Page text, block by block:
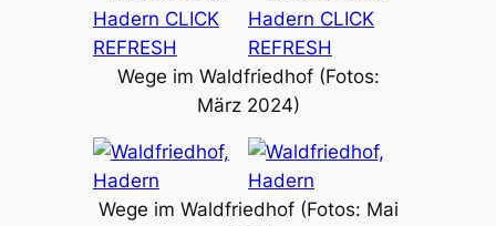
Wege im Waldfriedhof (Fotos:
März 2024)
Wege im Waldfriedhof (Fotos: Mai